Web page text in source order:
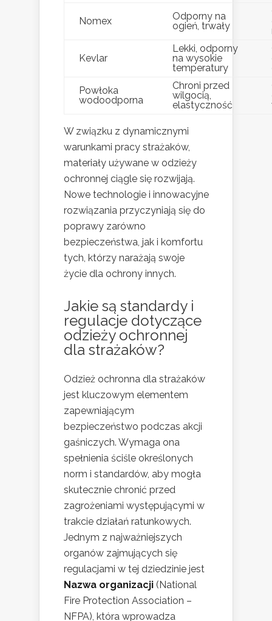
Nomex
Odporny na
ogień, trwały
Kevlar
Lekki, odporny
na wysokie
temperatury
Powłoka
wodoodporna
Chroni przed
wilgocią,
elastyczność
W związku z dynamicznymi
warunkami pracy strażaków,
materiały używane w odzieży
ochronnej ciągle się rozwijają.
Nowe technologie i innowacyjne
rozwiązania przyczyniają się do
poprawy zarówno
bezpieczeństwa, jak i komfortu
tych, którzy narażają swoje
życie dla ochrony innych.
Jakie są standardy i
regulacje dotyczące
odzieży ochronnej
dla strażaków?
Odzież ochronna dla strażaków
jest kluczowym elementem
zapewniającym
bezpieczeństwo podczas akcji
gaśniczych. Wymaga ona
spełnienia ściśle określonych
norm i standardów, aby mogła
skutecznie chronić przed
zagrożeniami występującymi w
trakcie działań ratunkowych.
Jednym z najważniejszych
organów zajmujących się
regulacjami w tej dziedzinie jest
Nazwa organizacji (National
Fire Protection Association –
NFPA), która wprowadza